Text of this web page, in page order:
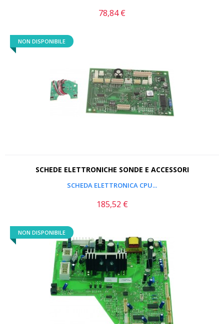
Prezzo
78,84 €
NON DISPONIBILE
SCHEDE ELETTRONICHE SONDE E ACCESSORI
SCHEDA ELETTRONICA CPU...
Prezzo
185,52 €
NON DISPONIBILE